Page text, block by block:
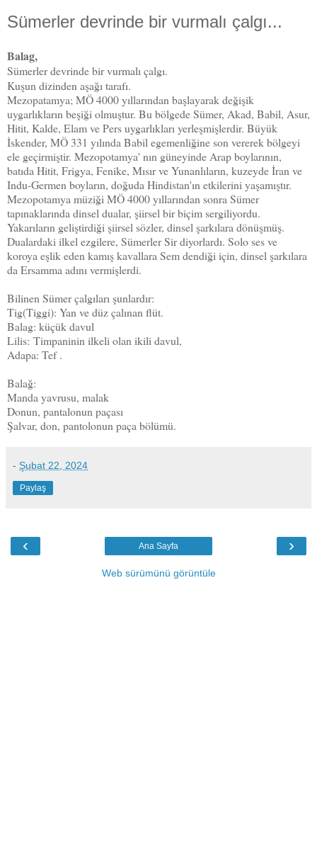
Sümerler devrinde bir vurmalı çalgı...
Balag,
Sümerler devrinde bir vurmalı çalgı.
Kuşun dizinden aşağı tarafı.
Mezopatamya; MÖ 4000 yıllarından başlayarak değişik
uygarlıkların beşiği olmuştur. Bu bölgede Sümer, Akad, Babil, Asur,
Hitit, Kalde, Elam ve Pers uygarlıkları yerleşmişlerdir. Büyük
İskender, MÖ 331 yılında Babil egemenliğine son vererek bölgeyi
ele geçirmiştir. Mezopotamya' nın güneyinde Arap boylarının,
batıda Hitit, Frigya, Fenike, Mısır ve Yunanlıların, kuzeyde İran ve
Indu-Germen boyların, doğuda Hindistan'ın etkilerini yaşamıştır.
Mezopotamya müziği MÖ 4000 yıllarından sonra Sümer
tapınaklarında dinsel dualar, şiirsel bir biçim sergiliyordu.
Yakarıların geliştirdiği şiirsel sözler, dinsel şarkılara dönüşmüş.
Dualardaki ilkel ezgilere, Sümerler Sir diyorlardı. Solo ses ve
koroya eşlik eden kamış kavallara Sem dendiği için, dinsel şarkılara
da Ersamma adını vermişlerdi.
Bilinen Sümer çalgıları şunlardır:
Tig(Tiggi): Yan ve düz çalınan flüt.
Balag: küçük davul
Lilis: Timpaninin ilkeli olan ikili davul,
Adapa: Tef .
Balağ:
Manda yavrusu, malak
Donun, pantalonun paçası
Şalvar, don, pantolonun paça bölümü.
- Şubat 22, 2024
Paylaş
‹ ›
Ana Sayfa
Web sürümünü görüntüle